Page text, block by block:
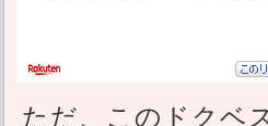
ただ、このドクベ